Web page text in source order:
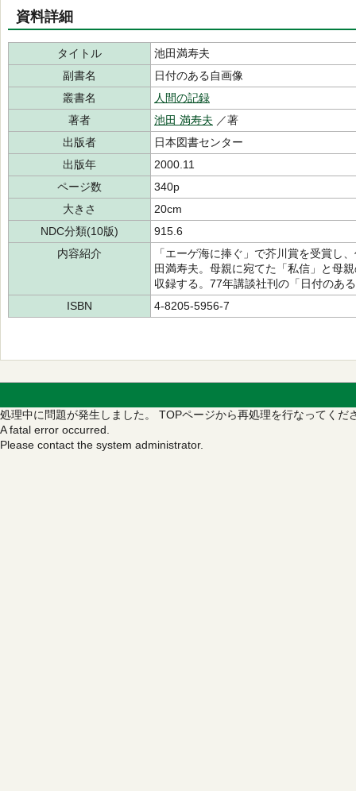
資料詳細
タイトル
池田満寿夫
副書名
日付のある自画像
叢書名
人間の記録
著者
池田 満寿夫 ／著
出版者
日本図書センター
出版年
2000.11
ページ数
340p
大きさ
20cm
NDC分類(10版)
915.6
内容紹介
「エーゲ海に捧ぐ」で芥川賞を受賞し
田満寿夫。母親に宛てた「私信」と母
収録する。77年講談社刊の「日付のあ
ISBN
4-8205-5956-7
処理中に問題が発生しました。 TOPページから再処理を行なってくだ
A fatal error occurred.
Please contact the system administrator.